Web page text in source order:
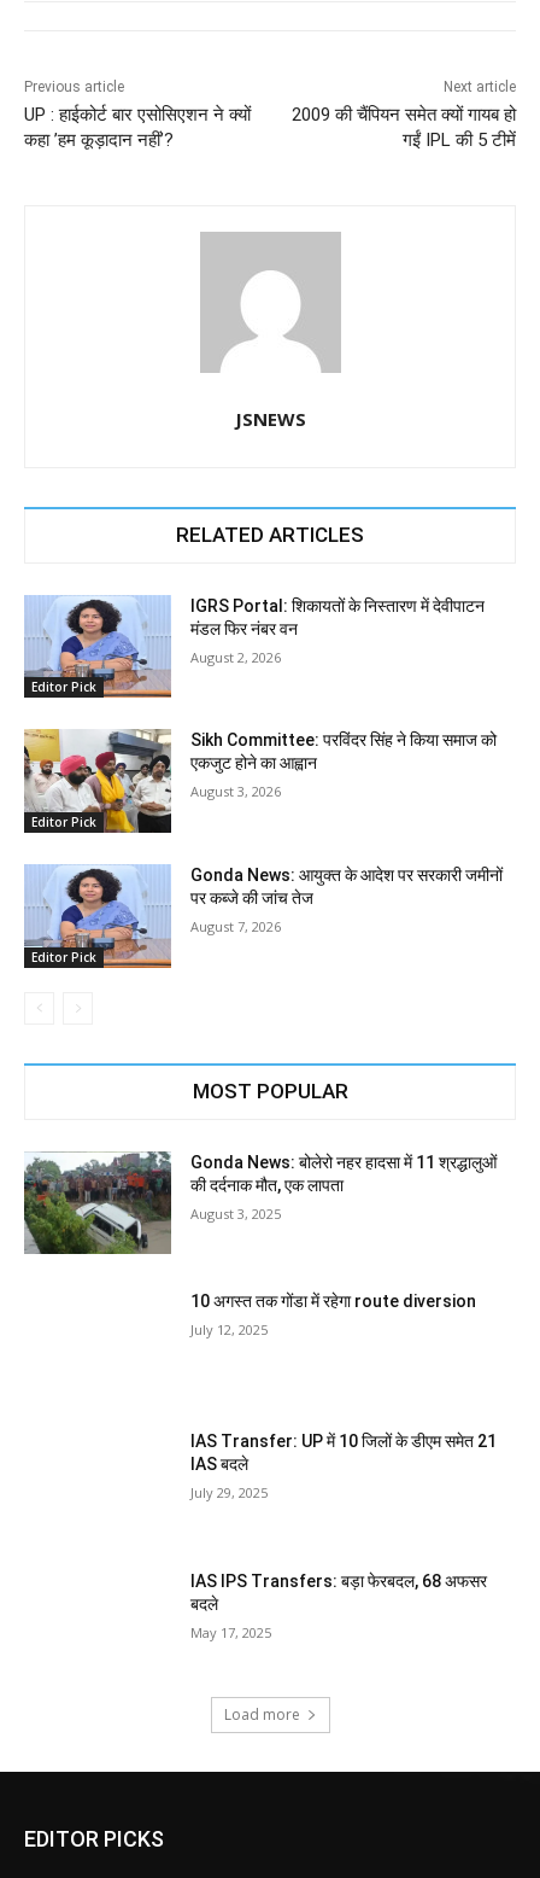
o
o
p
p
n
m
er
Previous article
UP : हाईकोर्ट बार एसोसिएशन ने क्यों
कहा ’हम कूड़ादान नहीं’?
Next article
2009 की चैंपियन समेत क्यों गायब हो
गईं IPL की 5 टीमें
JSNEWS
RELATED ARTICLES
Editor Pick
IGRS Portal: शिकायतों के निस्तारण में देवीपाटन
मंडल फिर नंबर वन
August 2, 2026
Editor Pick
Sikh Committee: परविंदर सिंह ने किया समाज को
एकजुट होने का आह्वान
August 3, 2026
Editor Pick
Gonda News: आयुक्त के आदेश पर सरकारी जमीनों
पर कब्जे की जांच तेज
August 7, 2026
MOST POPULAR
Gonda News: बोलेरो नहर हादसा में 11 श्रद्धालुओं
की दर्दनाक मौत, एक लापता
August 3, 2025
10 अगस्त तक गोंडा में रहेगा route diversion
July 12, 2025
IAS Transfer: UP में 10 जिलों के डीएम समेत 21
IAS बदले
July 29, 2025
IAS IPS Transfers: बड़ा फेरबदल, 68 अफसर
बदले
May 17, 2025
Load more
EDITOR PICKS